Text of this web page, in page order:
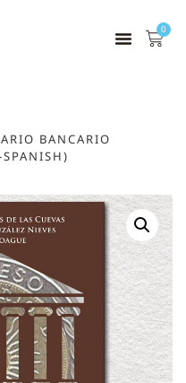
0
BANCARIO